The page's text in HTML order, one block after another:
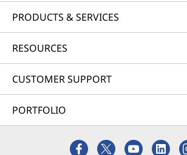
PRODUCTS & SERVICES
RESOURCES
CUSTOMER SUPPORT
PORTFOLIO